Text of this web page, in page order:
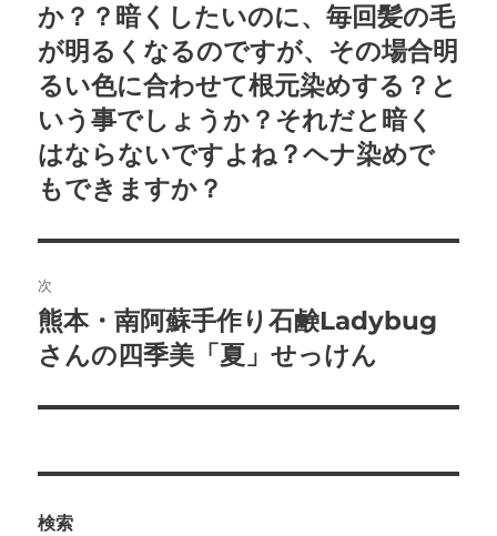
ナ
ビ
ゲ
ー
シ
ョ
ン
の
投
稿:
か？？暗くしたいのに、毎回髪の毛
が明るくなるのですが、その場合明
るい色に合わせて根元染めする？と
いう事でしょうか？それだと暗く
はならないですよね？ヘナ染めで
もできますか？
次
次
の
稿:
熊本・南阿蘇手作り石鹸Ladybug
さんの四季美「夏」せっけん
検索